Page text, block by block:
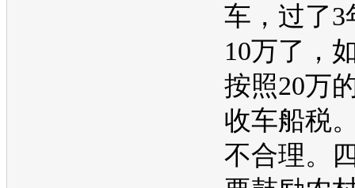
车，过了3
10万了，
按照20万
收车船税
不合理。